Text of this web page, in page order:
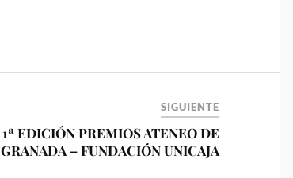
SIGUIENTE
1ª EDICIÓN PREMIOS ATENEO DE
GRANADA – FUNDACIÓN UNICAJA